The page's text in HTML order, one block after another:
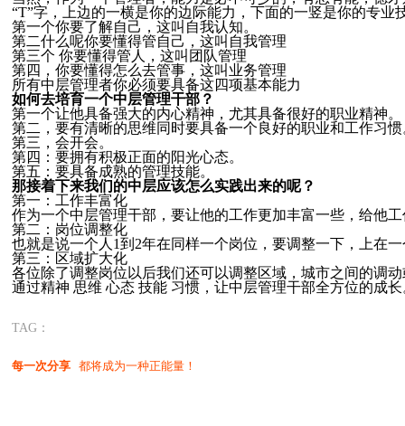
“T”字，上边的一横是你的边际能力，下面的一竖是你的专业
第一个你要了解自己，这叫自我认知。
第二什么呢你要懂得管自己，这叫自我管理
第三个 你要懂得管人，这叫团队管理
第四，你要懂得怎么去管事，这叫业务管理
所有中层管理者你必须要具备这四项基本能力
如何去培育一个中层管理干部？
第一个让他具备强大的内心精神，尤其具备很好的职业精神。
第二，要有清晰的思维同时要具备一个良好的职业和工作习
第三，会开会。
第四：要拥有积极正面的阳光心态。
第五：要具备成熟的管理技能。
那接着下来我们的中层应该怎么实践出来的呢？
第一：工作丰富化
作为一个中层管理干部，要让他的工作更加丰富一些，给他
第二：岗位调整化
也就是说一个人1到2年在同样一个岗位，要调整一下，上在
第三：区域扩大化
各位除了调整岗位以后我们还可以调整区域，城市之间的调
通过精神 思维 心态 技能 习惯，让中层管理干部全方位的成
TAG：
每一次分享 都将成为一种正能量！